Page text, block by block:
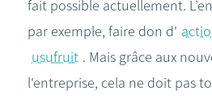
fait possible actuellement.
par exemple, faire don d'
usufruit . Mais grâce aux
l'entreprise, cela ne doit pas